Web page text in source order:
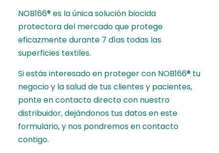
NOB166® es la única solución biocida
protectora del mercado que protege
eficazmente durante 7 días todas las
superficies textiles.
Si estás interesado en proteger con NOB166® tu
negocio y la salud de tus clientes y pacientes,
ponte en contacto directo con nuestro
distribuidor,dejándonos tus datos en este
formulario, y nos pondremos en contacto
contigo.